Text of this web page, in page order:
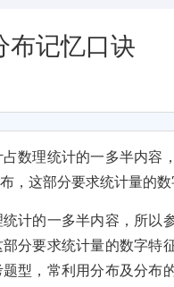
布记忆口诀
数理统计的一多半内容
，这部分要求统计量的数
计的一多半内容，所以
分要求统计量的数字特
型，常利用分布及分布